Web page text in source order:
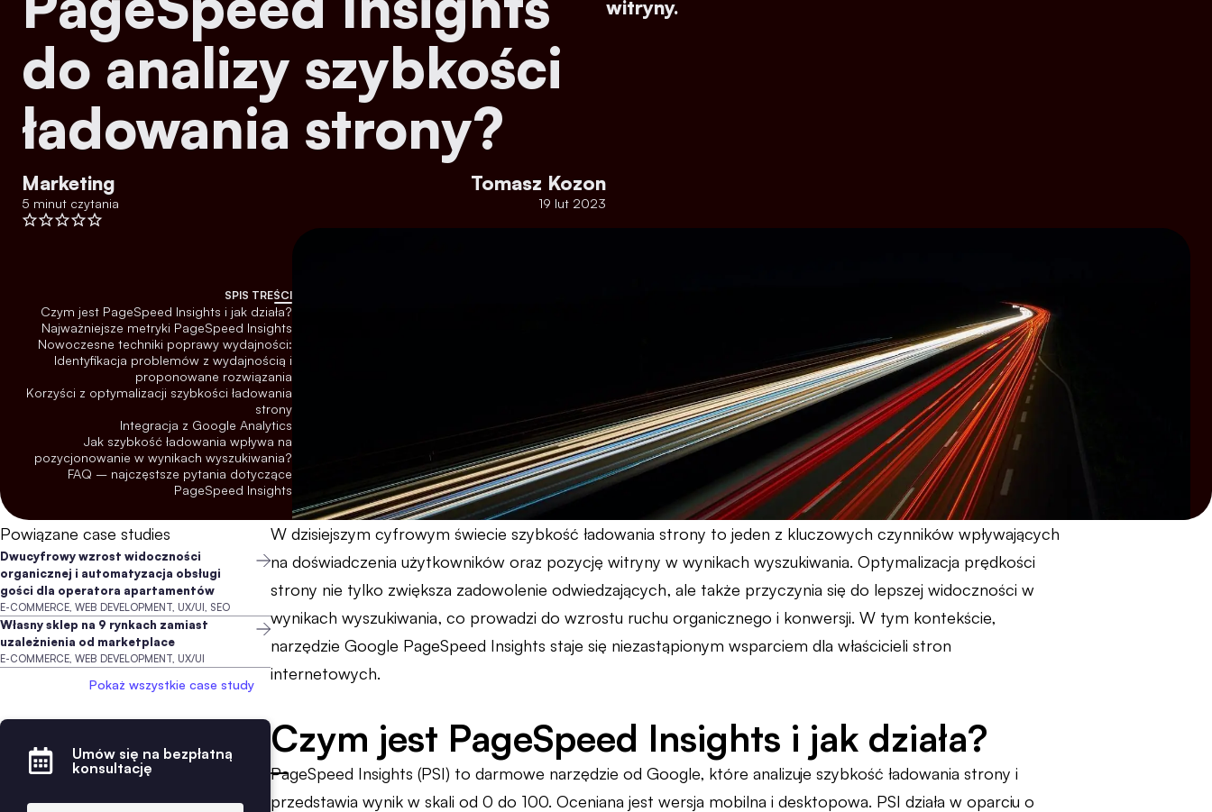
do analizy szybkości
ładowania strony?
Marketing
5 minut czytania
Tomasz Kozon
19 lut 2023
witryny.
SPIS TREŚCI
Czym jest PageSpeed Insights i jak działa?
Najważniejsze metryki PageSpeed Insights
Nowoczesne techniki poprawy wydajności:
Identyfikacja problemów z wydajnością i
proponowane rozwiązania
Korzyści z optymalizacji szybkości ładowania
strony
Integracja z Google Analytics
Jak szybkość ładowania wpływa na
pozycjonowanie w wynikach wyszukiwania?
FAQ – najczęstsze pytania dotyczące
PageSpeed Insights
Powiązane case studies
Dwucyfrowy wzrost widoczności
organicznej i automatyzacja obsługi
gości dla operatora apartamentów
E-COMMERCE, WEB DEVELOPMENT, UX/UI, SEO
Własny sklep na 9 rynkach zamiast
uzależnienia od marketplace
E-COMMERCE, WEB DEVELOPMENT, UX/UI
Pokaż wszystkie case study
Umów się na bezpłatną
konsultację
W dzisiejszym cyfrowym świecie szybkość ładowania strony to jeden z kluczowych czynników wpływających
na doświadczenia użytkowników oraz pozycję witryny w wynikach wyszukiwania. Optymalizacja prędkości
strony nie tylko zwiększa zadowolenie odwiedzających, ale także przyczynia się do lepszej widoczności w
wynikach wyszukiwania, co prowadzi do wzrostu ruchu organicznego i konwersji. W tym kontekście,
narzędzie Google PageSpeed Insights staje się niezastąpionym wsparciem dla właścicieli stron
internetowych.
Czym jest PageSpeed Insights i jak działa?
PageSpeed Insights (PSI) to darmowe narzędzie od Google, które analizuje szybkość ładowania strony i
przedstawia wynik w skali od 0 do 100. Oceniana jest wersja mobilna i desktopowa. PSI działa w oparciu o